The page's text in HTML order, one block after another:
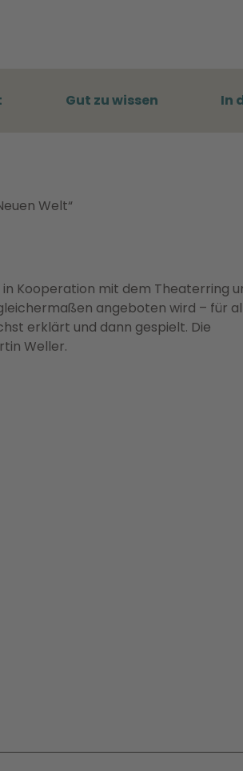
Gut zu wissen In
Welt“
Kooperation mit dem Theaterring
angeboten wird – für
erklärt und dann gespielt. Die
Weller.